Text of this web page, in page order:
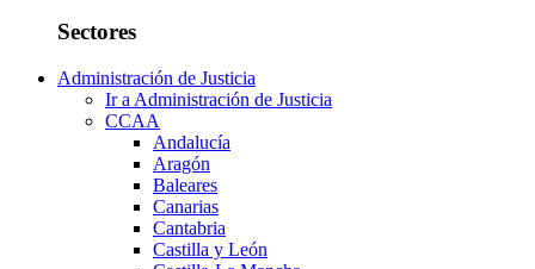
Sectores
Administración de Justicia
Ir a Administración de Justicia
CCAA
Andalucía
Aragón
Baleares
Canarias
Cantabria
Castilla y León